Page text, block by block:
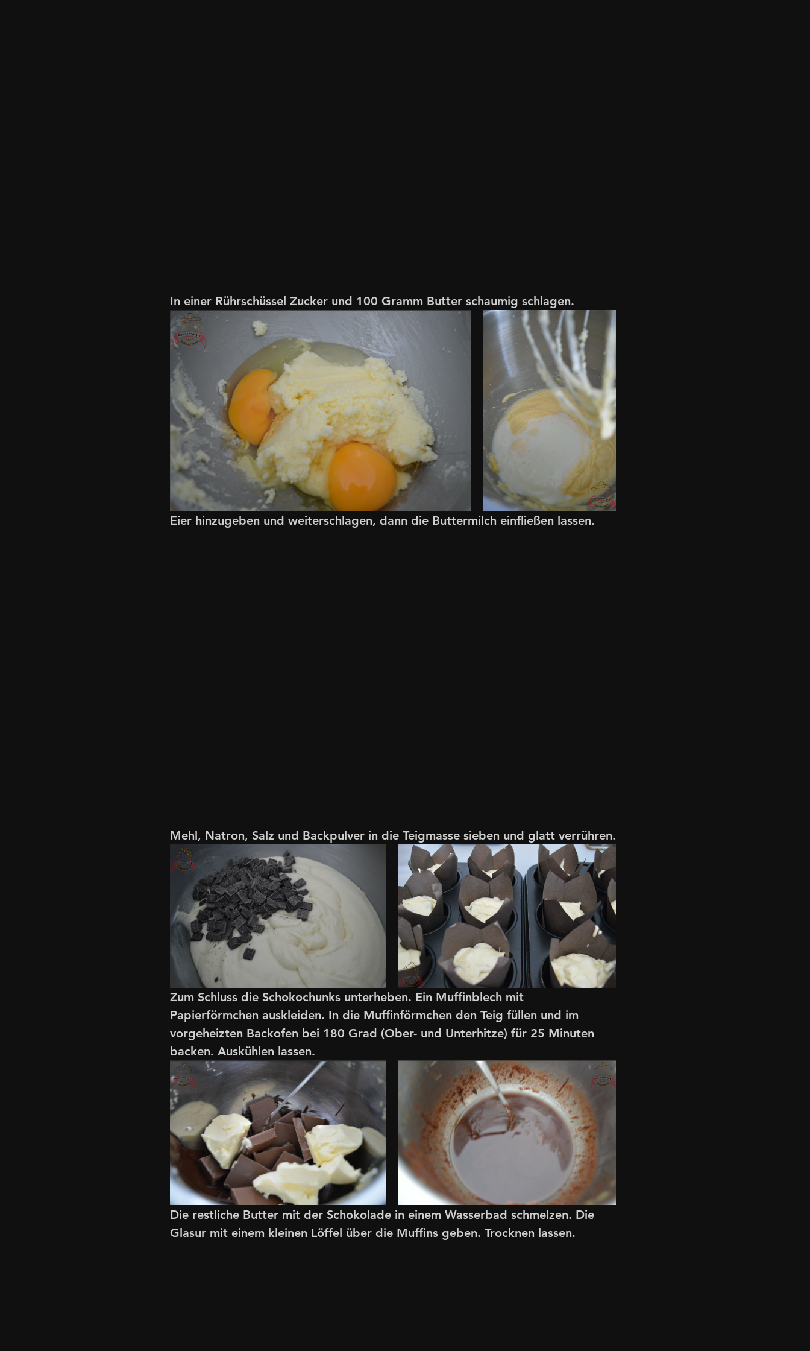
In einer Rührschüssel Zucker und 100 Gramm Butter schaumig schlagen.
Eier hinzugeben und weiterschlagen, dann die Buttermilch einfließen lassen.
Mehl, Natron, Salz und Backpulver in die Teigmasse sieben und glatt verrühren.
Zum Schluss die Schokochunks unterheben. Ein Muffinblech mit
Papierförmchen auskleiden. In die Muffinförmchen den Teig füllen und im
vorgeheizten Backofen bei 180 Grad (Ober- und Unterhitze) für 25 Minuten
backen. Auskühlen lassen.
Die restliche Butter mit der Schokolade in einem Wasserbad schmelzen. Die
Glasur mit einem kleinen Löffel über die Muffins geben. Trocknen lassen.